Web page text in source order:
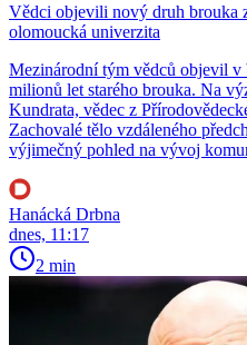
Vědci objevili nový druh brouka
olomoucká univerzita
Mezinárodní tým vědců objevil v
milionů let starého brouka. Na
Kundrata, vědec z
Zachovalé tělo vzdáleného
výjimečný pohled na vývoj
Hanácká Drbna
dnes, 11:17
2 min